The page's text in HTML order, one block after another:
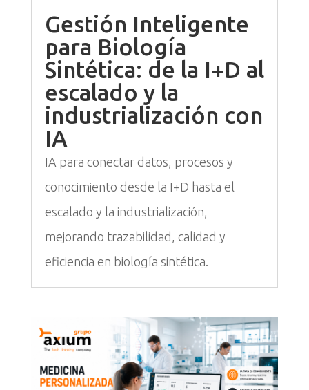
Gestión Inteligente
para Biología
Sintética: de la I+D al
escalado y la
industrialización con
IA
IA para conectar datos, procesos y
conocimiento desde la I+D hasta el
escalado y la industrialización,
mejorando trazabilidad, calidad y
eficiencia en biología sintética.